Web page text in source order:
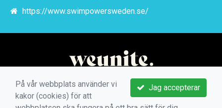
https://www.swimpowersweden.se/
Jag accepterar
På vår webbplats använder vi
kakor (cookies) för att